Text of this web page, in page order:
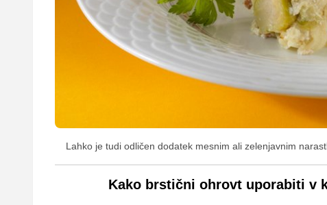
Lahko je tudi odličen dodatek mesnim ali zelenjavnim
Kako brstični ohrovt uporabiti v